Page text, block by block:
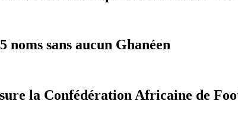
noms sans aucun Ghanéen
la Confédération Africaine de